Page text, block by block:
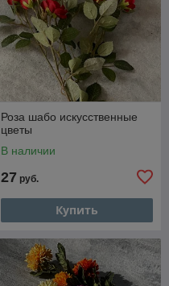
Роза шабо искусственные
цветы
В наличии
27 руб.
Купить